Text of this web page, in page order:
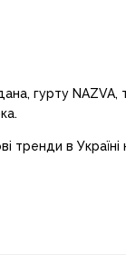
гурту NAZVA,
тренди в Україні